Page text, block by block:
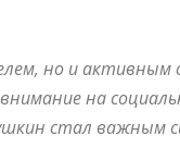
но и
на
стал важным